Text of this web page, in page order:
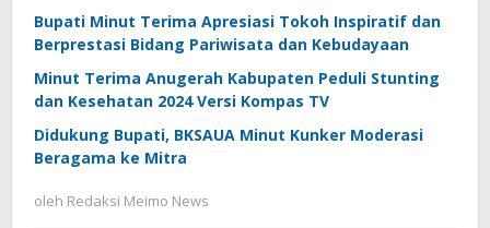
Bupati Minut Terima Apresiasi Tokoh Inspiratif dan
Berprestasi Bidang Pariwisata dan Kebudayaan
Minut Terima Anugerah Kabupaten Peduli Stunting
dan Kesehatan 2024 Versi Kompas TV
Didukung Bupati, BKSAUA Minut Kunker Moderasi
Beragama ke Mitra
oleh Redaksi Meimo News